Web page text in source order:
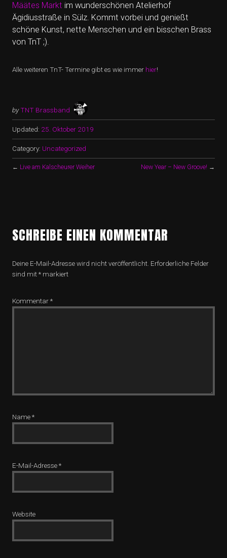
Määtes Markt im wunderschönen Atelierhof
Ägidiusstraße in Sülz. Kommt vorbei und genießt
schöne Kunst, nette Menschen und ein bisschen Brass
von TnT ;).
Alle weiteren TnT- Termine gibt es wie immer hier!
byTNT Brassband
Updated: 25. Oktober 2019
Category: Uncategorized
← Live am Kalscheurer Weiher New Year – New Groove! →
SCHREIBE EINEN KOMMENTAR
Deine E-Mail-Adresse wird nicht veröffentlicht. Erforderliche Felder
sind mit* markiert
Kommentar*
Name*
E-Mail-Adresse*
Website